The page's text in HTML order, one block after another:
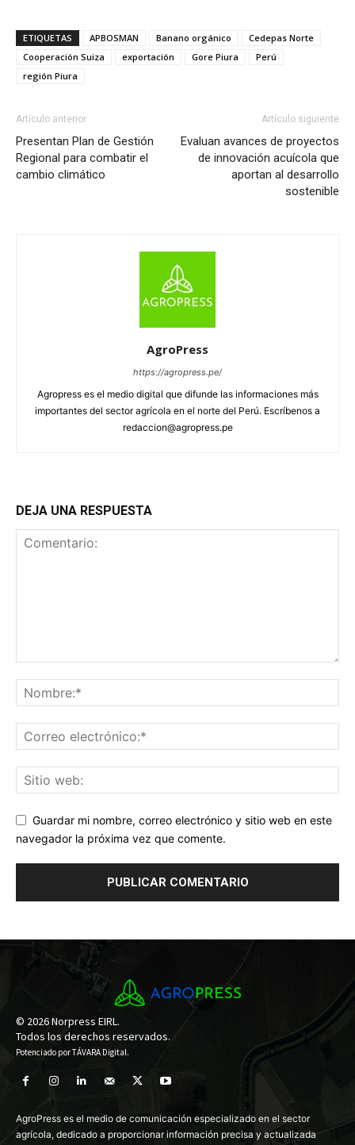
ETIQUETAS APBOSMAN Banano orgánico
Cedepas Norte
Cooperación Suiza
exportación Gore Piura
Perú
región Piura
Artículo anterior
Presentan Plan de Gestión
Regional para combatir el
cambio climático
Artículo siguiente
Evaluan avances de proyectos
de innovación acuícola que
aportan al desarrollo
sostenible
AgroPress
https://agropress.pe/
Agropress es el medio digital que difunde las informaciones más
importantes del sector agrícola en el norte del Perú. Escríbenos a
redaccion@agropress.pe
DEJA UNA RESPUESTA
Guardar mi nombre, correo electrónico y sitio web en este
navegador la próxima vez que comente.
© 2026 Norpress EIRL.
Todos los derechos reservados.
Potenciado porTÁVARA Digital.
AgroPress es el medio de comunicación especializado en el sector
agrícola, dedicado a proporcionar información precisa y actualizada